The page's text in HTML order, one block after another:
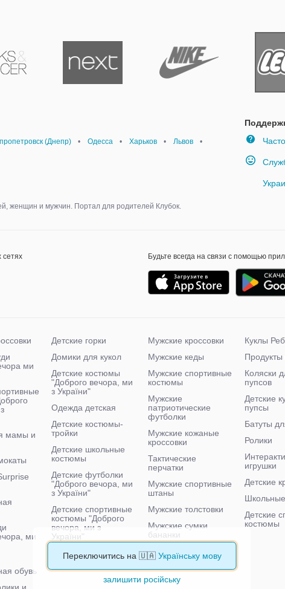
(Днепр) • Одесса • Харьков • Львов
•
женщин и мужчин. Портал для родителей Клубок.
сетях Будьте всегда на связи с помощью
ми
мамы и
ми
обувь
и
Детские горки
Домики для кукол
Детские костюмы
"Доброго вечора, ми
з України"
Одежда детская
Детские костюмы-
тройки
Детские школьные
костюмы
Детские футболки
"Доброго вечора, ми
з України"
Детские спортивные
костюмы "Доброго
вечора, ми з
України"
Детские велосипеды
Мужские кроссовки
Мужские кеды
Мужские спортивные
костюмы
Мужские
патриотические
футболки
Мужские кожаные
кроссовки
Тактические
перчатки
Мужские спортивные
штаны
Мужские толстовки
Мужские сумки
бананки
Мужские тактические
кроссовки
Куклы
Продукты
Коляски
пупсов
Детские
пупсы
Батуты
Ролики
игрушки
Детские
Детские
костюмы
Переключитись на 🇺🇦 Українську мову
залишити російську